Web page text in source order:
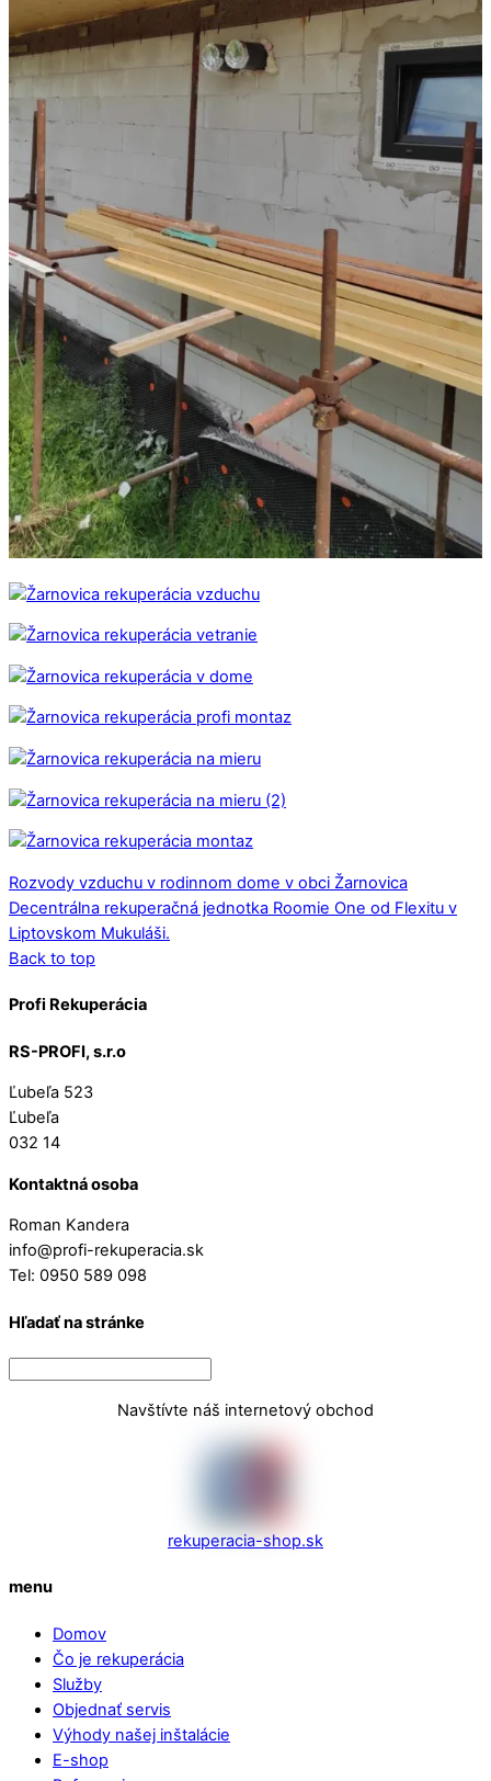
Rozvody vzduchu v rodinnom dome v obci Žarnovica
Decentrálna rekuperačná jednotka Roomie One od Flexitu v
Liptovskom Mukuláši.
Back to top
Profi Rekuperácia
RS-PROFI, s.r.o
Ľubeľa 523
Ľubeľa
032 14
Kontaktná osoba
Roman Kandera
info@profi-rekuperacia.sk
Tel: 0950 589 098
Hľadať na stránke
Navštívte náš internetový obchod
rekuperacia-shop.sk
menu
Domov
Čo je rekuperácia
Služby
Objednať servis
Výhody našej inštalácie
E-shop